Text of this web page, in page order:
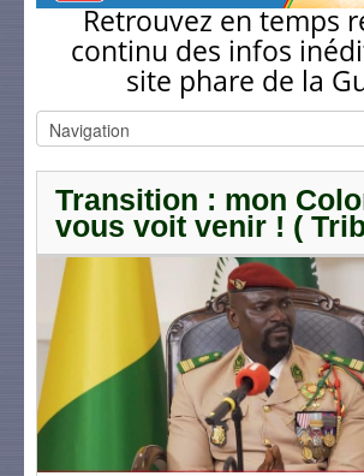
Retrouvez en temps
continu des infos
site phare de la
Transition : mon
vous voit venir ! (